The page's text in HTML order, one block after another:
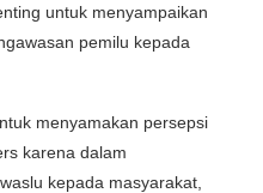
untuk menyampaikan
pemilu kepada
menyamakan persepsi
karena dalam
kepada masyarakat,